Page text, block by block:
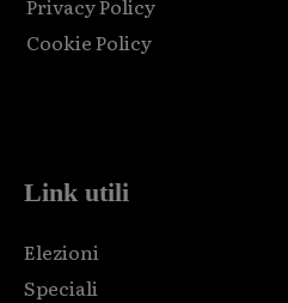
Cookie Policy
Link utili
Elezioni
Speciali